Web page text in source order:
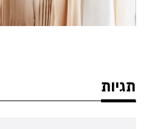
תגיות